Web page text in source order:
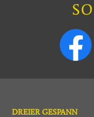
DREIER GESPANN